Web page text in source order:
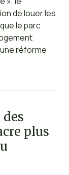
de louer les
le parc
réforme
plus